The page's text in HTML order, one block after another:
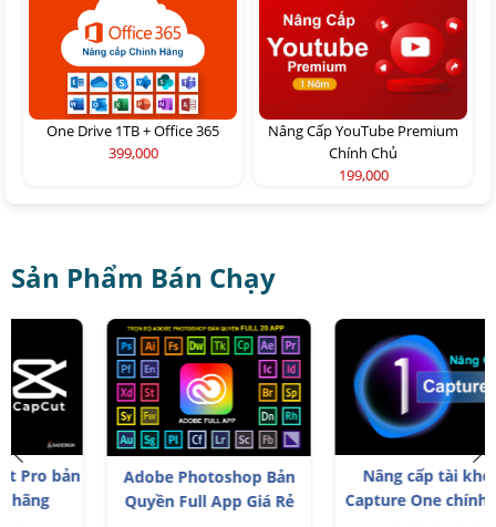
One Drive 1TB + Office 365
399,000
Nâng Cấp YouTube Premium
Chính Chủ
199,000
Sản Phẩm Bán Chạy
Adobe Photoshop Bản
Quyền Full App Giá Rẻ
Nâng cấp tài khoản
Capture One chính hãng